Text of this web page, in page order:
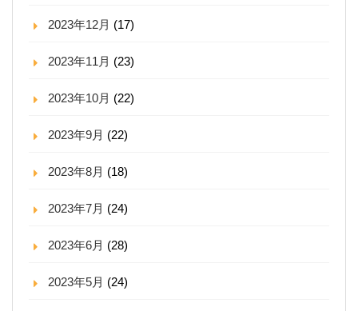
2023年12月 (17)
2023年11月 (23)
2023年10月 (22)
2023年9月 (22)
2023年8月 (18)
2023年7月 (24)
2023年6月 (28)
2023年5月 (24)